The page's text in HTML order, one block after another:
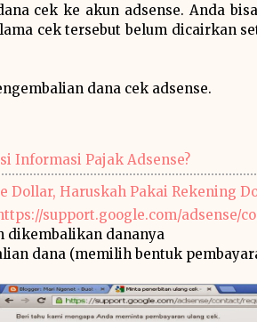
cek ke akun adsense. Anda
cek tersebut belum dicairkan
dana cek adsense.
Informasi Pajak Adsense?
Dollar, Haruskah Pakai Rekening
support.google.com/adsense/
dikembalikan dananya
dana (memilih bentuk